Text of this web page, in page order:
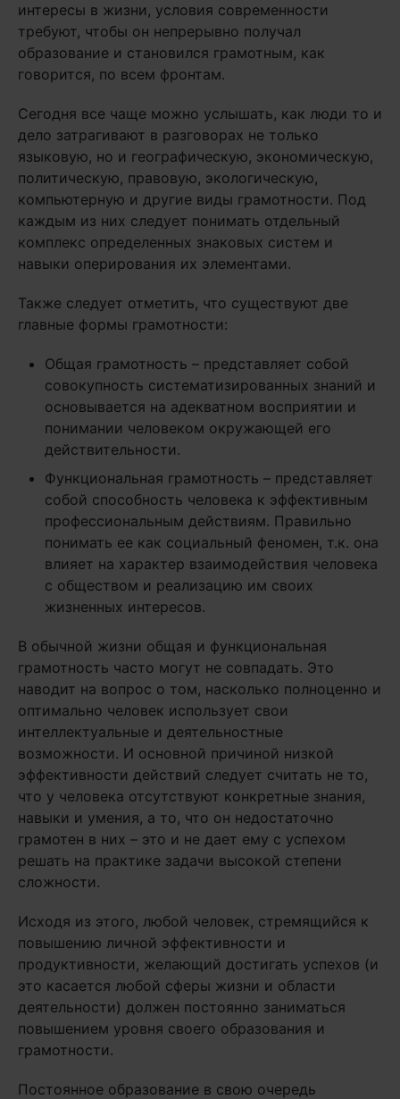
интересы в жизни, условия современности
требуют, чтобы он непрерывно получал
образование и становился грамотным, как
говорится, по всем фронтам.
Сегодня все чаще можно услышать, как люди то и
дело затрагивают в разговорах не только
языковую, но и географическую, экономическую,
политическую, правовую, экологическую,
компьютерную и другие виды грамотности. Под
каждым из них следует понимать отдельный
комплекс определенных знаковых систем и
навыки оперирования их элементами.
Также следует отметить, что существуют две
главные формы грамотности:
Общая грамотность – представляет собой
совокупность систематизированных знаний и
основывается на адекватном восприятии и
понимании человеком окружающей его
действительности.
Функциональная грамотность – представляет
собой способность человека к эффективным
профессиональным действиям. Правильно
понимать ее как социальный феномен, т.к. она
влияет на характер взаимодействия человека
с обществом и реализацию им своих
жизненных интересов.
В обычной жизни общая и функциональная
грамотность часто могут не совпадать. Это
наводит на вопрос о том, насколько полноценно и
оптимально человек использует свои
интеллектуальные и деятельностные
возможности. И основной причиной низкой
эффективности действий следует считать не то,
что у человека отсутствуют конкретные знания,
навыки и умения, а то, что он недостаточно
грамотен в них – это и не дает ему с успехом
решать на практике задачи высокой степени
сложности.
Исходя из этого, любой человек, стремящийся к
повышению личной эффективности и
продуктивности, желающий достигать успехов (и
это касается любой сферы жизни и области
деятельности) должен постоянно заниматься
повышением уровня своего образования и
грамотности.
Постоянное образование в свою очередь